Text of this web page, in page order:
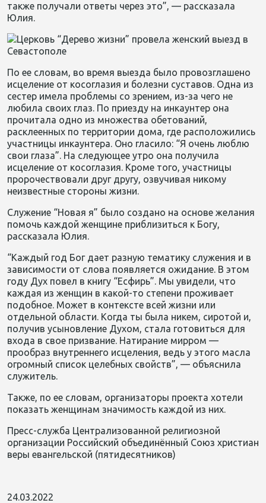
также получали ответы через это”, — рассказала
Юлия.
По ее словам, во время выезда было провозглашено
исцеление от косоглазия и болезни суставов. Одна из
сестер имела проблемы со зрением, из-за чего не
любила своих глаз. По приезду на инкаунтер она
прочитала одно из множества обетований,
расклеенных по территории дома, где расположились
участницы инкаунтера. Оно гласило: “Я очень люблю
свои глаза”. На следующее утро она получила
исцеление от косоглазия. Кроме того, участницы
пророчествовали друг другу, озвучивая никому
неизвестные стороны жизни.
Служение “Новая я” было создано на основе желания
помочь каждой женщине приблизиться к Богу,
рассказала Юлия.
“Каждый год Бог дает разную тематику служения и в
зависимости от слова появляется ожидание. В этом
году Дух повел в книгу “Есфирь”. Мы увидели, что
каждая из женщин в какой-то степени проживает
подобное. Может в контексте всей жизни или
отдельной области. Когда ты была никем, сиротой и,
получив усыновление Духом, стала готовиться для
входа в свое призвание. Натирание мирром —
прообраз внутреннего исцеления, ведь у этого масла
огромный список целебных свойств”, — объяснила
служитель.
Также, по ее словам, организаторы проекта хотели
показать женщинам значимость каждой из них.
Пресс-служба Централизованной религиозной
организации Российский объединённый Союз христиан
веры евангельской (пятидесятников)
24.03.2022